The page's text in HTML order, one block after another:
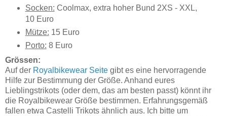
Socken: Coolmax, extra hoher Bund 2XS - XXL,
10 Euro
Mütze: 15 Euro
Porto: 8 Euro
Grössen:
Auf der Royalbikewear Seite gibt es eine hervorragende
Hilfe zur Bestimmung der Größe. Anhand eures
Lieblingstrikots (oder dem, das am besten passt) könnt ihr
die Royalbikewear Größe bestimmen. Erfahrungsgemäß
fallen etwa Castelli Trikots ähnlich aus. Ich bitte um